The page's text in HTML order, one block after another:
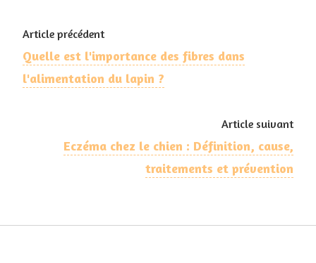
Article précédent
Quelle est l'importance des fibres dans
l'alimentation du lapin ?
Article suivant
Eczéma chez le chien : Définition, cause,
traitements et prévention